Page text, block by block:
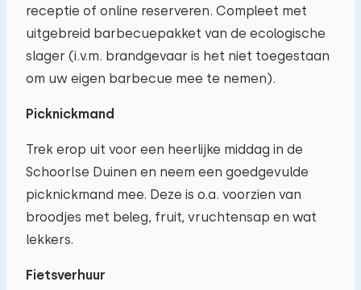
receptie of online reserveren. Compleet met
uitgebreid barbecuepakket van de ecologische
slager (i.v.m. brandgevaar is het niet toegestaan
om uw eigen barbecue mee te nemen).
Picknickmand
Trek erop uit voor een heerlijke middag in de
Schoorlse Duinen en neem een goedgevulde
picknickmand mee. Deze is o.a. voorzien van
broodjes met beleg, fruit, vruchtensap en wat
lekkers.
Fietsverhuur